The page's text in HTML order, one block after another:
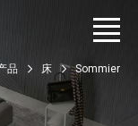
品 床 Sommier